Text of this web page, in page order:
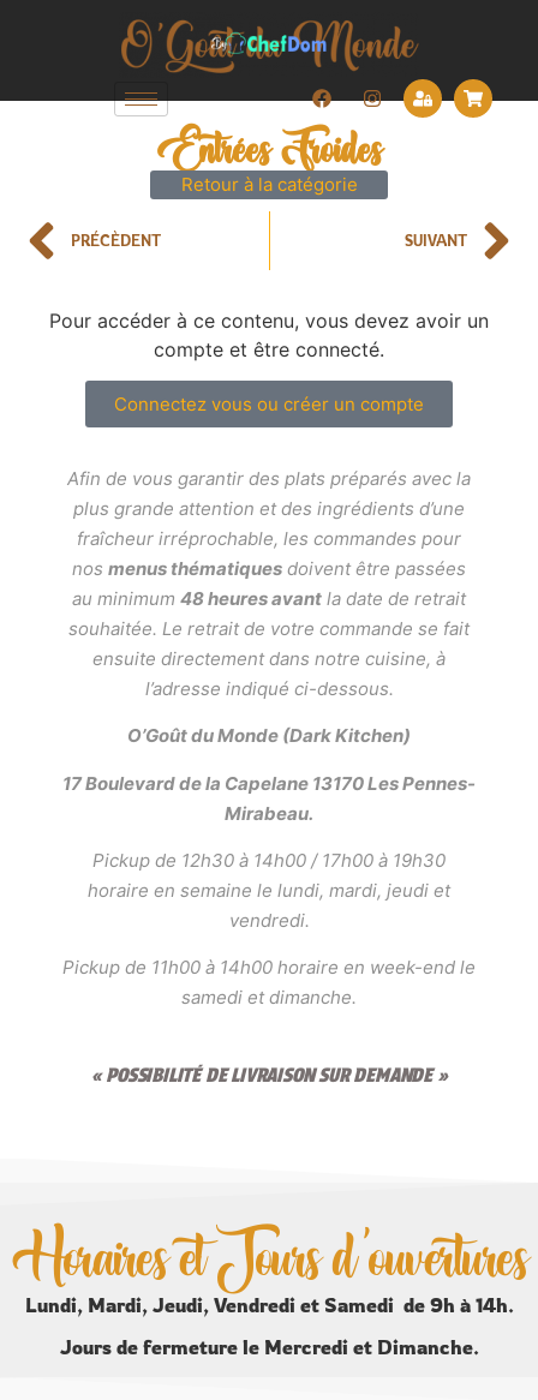
Entrées Froides
Retour à la catégorie
PRÉCÈDENT SUIVANT
Pour accéder à ce contenu, vous devez avoir un
compte et être connecté.
Connectez vous ou créer un compte
Afin de vous garantir des plats préparés avec la
plus grande attention et des ingrédients d’une
fraîcheur irréprochable, les commandes pour
nos menus thématiques doivent être passées
au minimum 48 heures avant la date de retrait
souhaitée. Le retrait de votre commande se fait
ensuite directement dans notre cuisine, à
l’adresse indiqué ci-dessous.
O’Goût du Monde (Dark Kitchen)
17 Boulevard de la Capelane 13170 Les Pennes-
Mirabeau.
Pickup de 12h30 à 14h00 / 17h00 à 19h30
horaire en semaine le lundi, mardi, jeudi et
vendredi.
Pickup de 11h00 à 14h00 horaire en week-end le
samedi et dimanche.
« POSSIBILITÉ DE LIVRAISON SUR DEMANDE »
Horaires et Jours d'ouvertures
Lundi, Mardi, Jeudi, Vendredi et Samedi de 9h à 14h.
Jours de fermeture le Mercredi et Dimanche.